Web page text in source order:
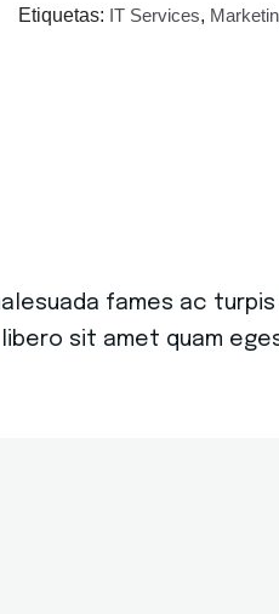
Etiquetas: IT Services,
fames ac
sit amet quam